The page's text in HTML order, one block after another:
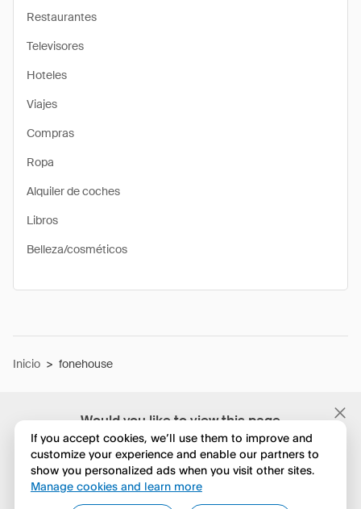
Would you like to view this page
in English?
No, seguir navegando
Restaurantes
Televisores
Hoteles
Viajes
Compras
Ropa
Alquiler de coches
Libros
Belleza/cosméticos
Inicio > fonehouse
If you accept cookies, we’ll use them to improve and
customize your experience and enable our partners to
show you personalized ads when you visit other sites.
Manage cookies and learn more